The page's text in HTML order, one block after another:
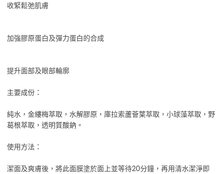
收緊鬆弛肌膚
加強膠原蛋白及彈力蛋白的合成
提升面部及眼部輪廓
主要成份：
純水，金縷梅萃取，水解膠原，庫拉索蘆薈葉萃取，小球藻萃取，野
葛根萃取，透明質酸鈉。
使用方法：
潔面及爽膚後，將此面膜塗於面上並等待20分鐘，再用清水潔淨即